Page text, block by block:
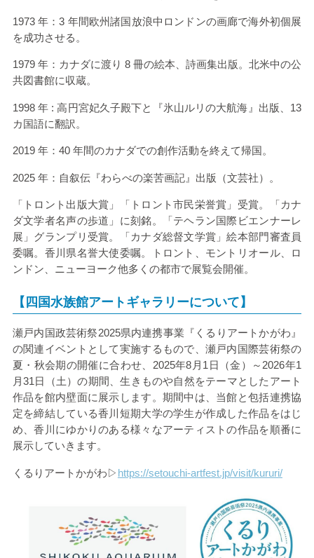
1973 年：3 年間欧州諸国放浪中ロンドンの画廊で海外初個展
を成功させる。
1979 年：カナダに渡り 8 冊の絵本、詩画集出版。北米中の公
共図書館に収蔵。
1998 年 :高円宮妃久子殿下と『氷山ルリの大航海』出版、 13
カ国語に翻訳。
2019 年： 40 年間のカナダでの創作活動を終えて帰国。
2025 年：自叙伝『わらべの楽苦画記』出版（文芸社）。
「トロント出版大賞」「トロント市民栄誉賞」受賞。「カナ
ダ文学者名声の歩道」に刻銘。「テヘラン国際ビエンナーレ
展」グランプリ受賞。「カナダ総督文学賞」絵本部門審査員
委嘱。香川県名誉大使委嘱。トロント、モントリオール、ロ
ンドン、ニューヨーク他多くの都市で展覧会開催。
【四国水族館アートギャラリーについて】
瀬戸内国政芸術祭2025県内連携事業『くるりアートかがわ』
の関連イベントとして実施するもので、瀬戸内国際芸術祭の
夏・秋会期の開催に合わせ、 2025年8 月 1 日（金）～ 2026年1
月31 日（土）の期間、生きものや自然をテーマとしたアート
作品を館内壁面に展示します。期間中は、当館と包括連携協
定を締結している香川短期大学の学生が作成した作品をはじ
め、香川にゆかりのある様々なアーティストの作品を順番に
展示していきます。
くるりアートかがわ▷ https://setouchi-artfest.jp/visit/kururi/